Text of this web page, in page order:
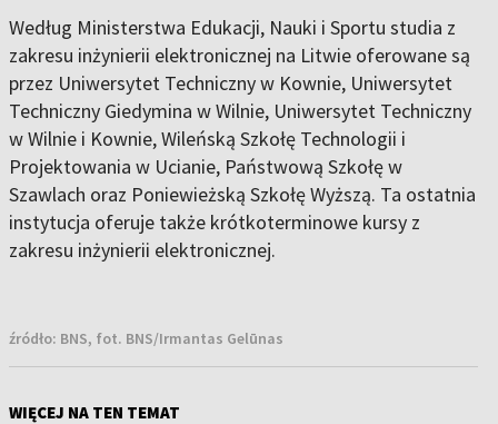
Według Ministerstwa Edukacji, Nauki i Sportu studia z
zakresu inżynierii elektronicznej na Litwie oferowane są
przez Uniwersytet Techniczny w Kownie, Uniwersytet
Techniczny Giedymina w Wilnie, Uniwersytet Techniczny
w Wilnie i Kownie, Wileńską Szkołę Technologii i
Projektowania w Ucianie, Państwową Szkołę w
Szawlach oraz Poniewieżską Szkołę Wyższą. Ta ostatnia
instytucja oferuje także krótkoterminowe kursy z
zakresu inżynierii elektronicznej.
źródło: BNS, fot. BNS/Irmantas Gelūnas
WIĘCEJ NA TEN TEMAT